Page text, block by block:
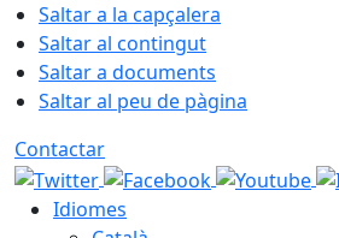
Saltar a la capçalera
Saltar al contingut
Saltar a documents
Saltar al peu de pàgina
Contactar
Idiomes